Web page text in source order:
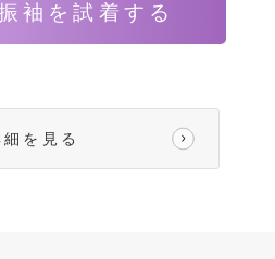
袖を試着する
を見る